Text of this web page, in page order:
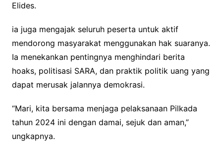
Elides.
ia juga mengajak seluruh peserta untuk aktif
mendorong masyarakat menggunakan hak suaranya.
Ia menekankan pentingnya menghindari berita
hoaks, politisasi SARA, dan praktik politik uang yang
dapat merusak jalannya demokrasi.
“Mari, kita bersama menjaga pelaksanaan Pilkada
tahun 2024 ini dengan damai, sejuk dan aman,”
ungkapnya.